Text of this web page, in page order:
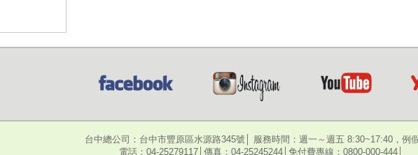
台中總公司：台中市豐原區水源路345號│ 服務時間：週一～週五 8:30~17:40，例
電話：04-25279117│傳真：04-25245244│免付費專線：0800-000-444│